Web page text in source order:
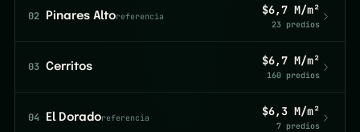
02 Pinares Altoreferencia $6,7 M/m²
23 predios
03 Cerritos $6,7 M/m²
160 predios
04 El Doradoreferencia $6,3 M/m²
7 predios